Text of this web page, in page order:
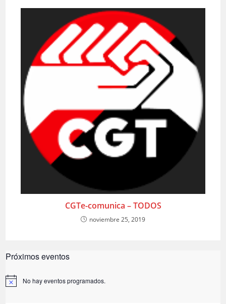
CGTe-comunica – TODOS
noviembre 25, 2019
Próximos eventos
A
No hay eventos programados.